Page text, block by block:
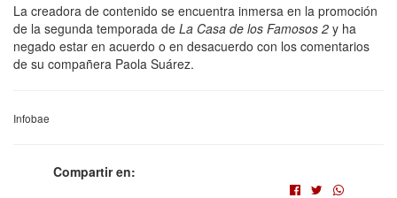
La creadora de contenido se encuentra inmersa en la promoción
de la segunda temporada de La Casa de los Famosos 2 y ha
negado estar en acuerdo o en desacuerdo con los comentarios
de su compañera Paola Suárez.
Infobae
Compartir en: